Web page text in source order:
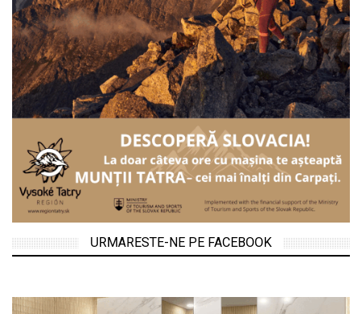
URMARESTE-NE PE FACEBOOK